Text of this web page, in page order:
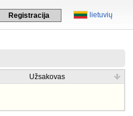
lietuvių
Registracija
Užsakovas